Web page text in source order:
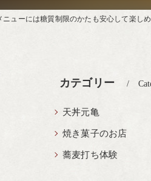
ニューには糖質制限のかたも安心して楽し
カテゴリー
天丼元亀
焼き菓子のお店
蕎麦打ち体験